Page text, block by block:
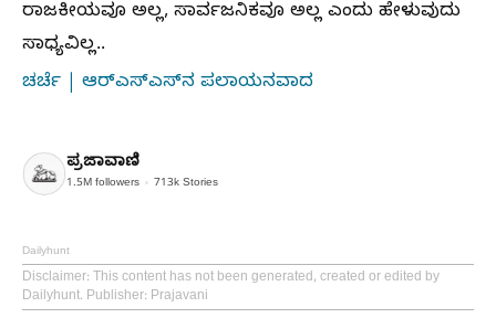
ರಾಜಕೀಯವೂ ಅಲ್ಲ, ಸಾರ್ವಜನಿಕವೂ ಅಲ್ಲ ಎಂದು ಹೇಳುವುದು
ಸಾಧ್ಯವಿಲ್ಲ..
ಚರ್ಚೆ | ಆರ್‌ಎಸ್‌ಎಸ್‌ನ ಪಲಾಯನವಾದ
ಪ್ರಜಾವಾಣಿ
1.5M followers 713k Stories
Dailyhunt
Disclaimer: This content has not been generated, created or edited by
Dailyhunt. Publisher: Prajavani